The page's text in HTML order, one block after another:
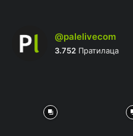
@palelivecom
3.752 Пратилаца